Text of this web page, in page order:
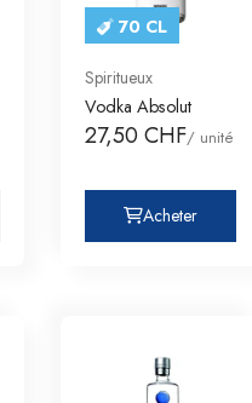
70 CL
Spiritueux
Vodka Absolut
27,50 CHF/ unité
Acheter